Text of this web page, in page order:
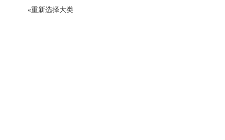
«重新选择大类